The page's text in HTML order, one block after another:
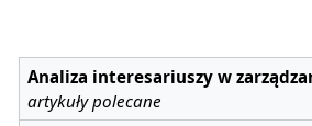
Analiza interesariuszy w
artykuły polecane